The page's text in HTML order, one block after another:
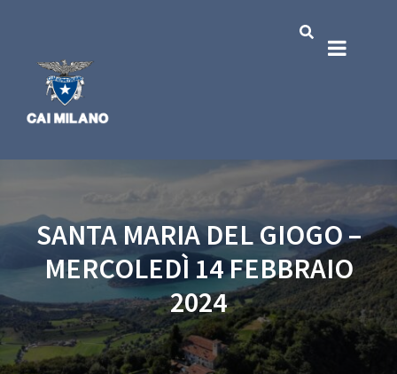
SANTA MARIA DEL GIOGO –
MERCOLEDÌ 14 FEBBRAIO
2024